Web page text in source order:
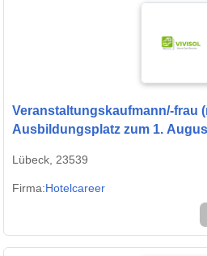
Veranstaltungskaufmann/-frau
Ausbildungsplatz zum 1.
Lübeck, 23539
Firma:Hotelcareer